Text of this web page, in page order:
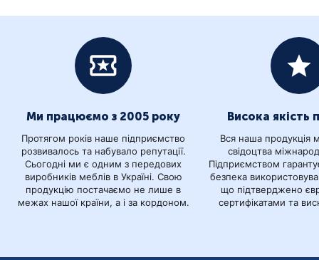
Ми працюємо з 2005 року
Протягом років наше підприємство
розвивалось та набувало репутації.
Сьогодні ми є одним з передових
виробників меблів в Україні. Свою
продукцію постачаємо не лише в
межах нашої країни, а і за кордоном.
Висока якість
Вся наша продукція
свідоцтва
Підприємством
безпека
що підтверджено
сертифікатами та